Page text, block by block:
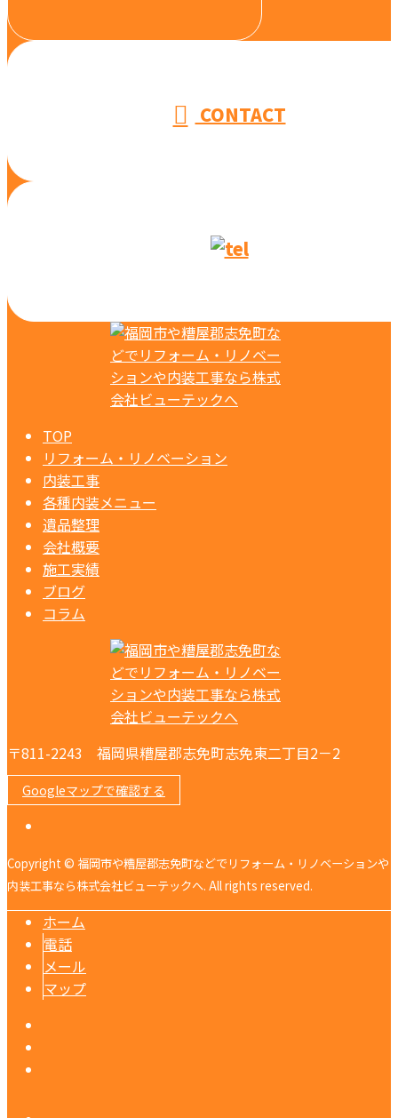
CONTACT
TOP
リフォーム・リノベーション
内装工事
各種内装メニュー
遺品整理
会社概要
施工実績
ブログ
コラム
〒811-2243 福岡県糟屋郡志免町志免東二丁目2－2
Googleマップで確認する
Copyright © 福岡市や糟屋郡志免町などでリフォーム・リノベーションや
内装工事なら株式会社ビューテックへ. All rights reserved.
ホーム
電話
メール
マップ